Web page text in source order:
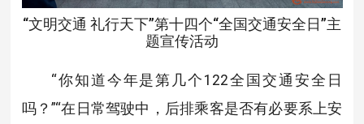
“文明交通 礼行天下”第十四个“全国交通安全日”主
题宣传活动
“你知道今年是第几个122全国交通安全日
吗？”“在日常驾驶中，后排乘客是否有必要系上安